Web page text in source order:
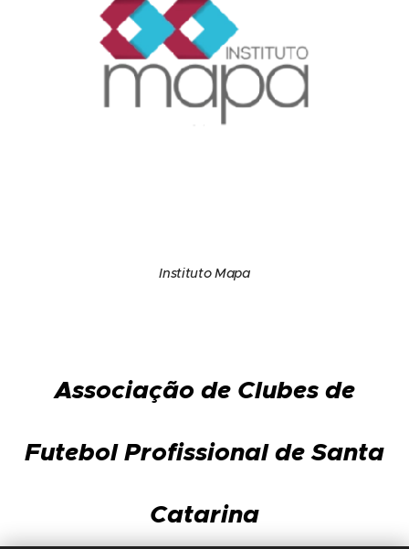
Instituto Mapa
Associação de Clubes de
Futebol Profissional de Santa
Catarina